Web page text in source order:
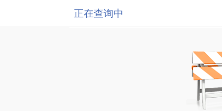
正在查询中